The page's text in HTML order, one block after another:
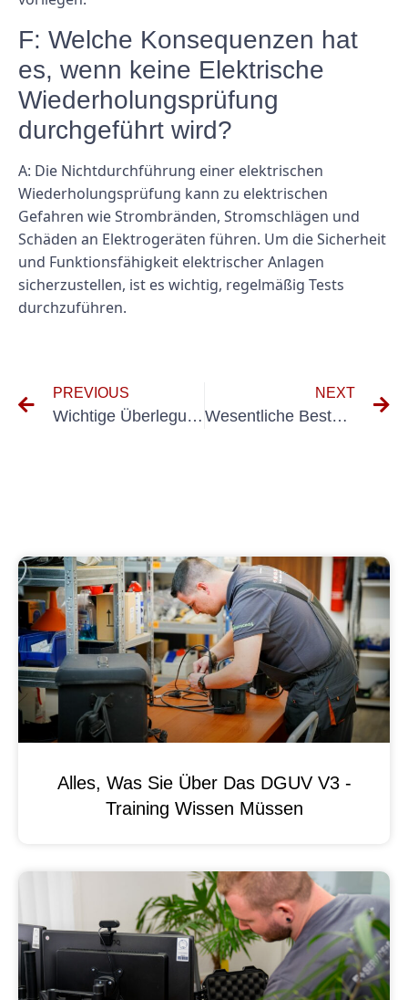
F: Welche Konsequenzen hat
es, wenn keine Elektrische
Wiederholungsprüfung
durchgeführt wird?
A: Die Nichtdurchführung einer elektrischen
Wiederholungsprüfung kann zu elektrischen
Gefahren wie Strombränden, Stromschlägen und
Schäden an Elektrogeräten führen. Um die Sicherheit
und Funktionsfähigkeit elektrischer Anlagen
sicherzustellen, ist es wichtig, regelmäßig Tests
durchzuführen.
PREVIOUS
Wichtige Überlegungen zur Interpretation von Messungen nach VDE 0100-Ergebnissen
NEXT
Wesentliche Bestandteile der Anlagenprüfung nach DIN VDE 0100 Teil 600 Checkliste
Alles, Was Sie Über Das DGUV V3 -
Training Wissen Müssen